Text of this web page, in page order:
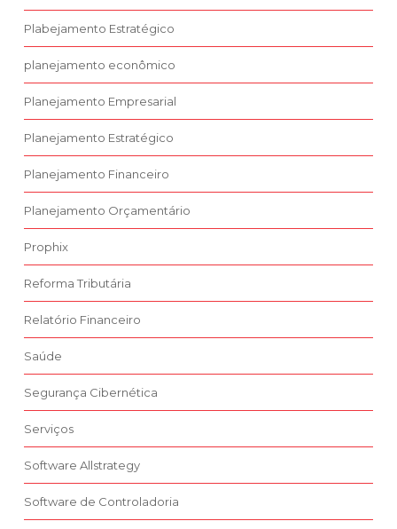
Plabejamento Estratégico
planejamento econômico
Planejamento Empresarial
Planejamento Estratégico
Planejamento Financeiro
Planejamento Orçamentário
Prophix
Reforma Tributária
Relatório Financeiro
Saúde
Segurança Cibernética
Serviços
Software Allstrategy
Software de Controladoria